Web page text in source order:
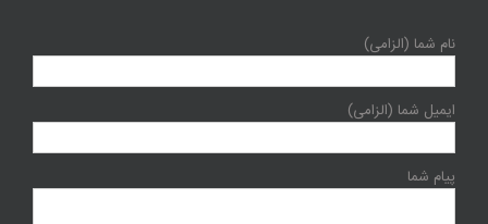
نام شما (الزامی)
ایمیل شما (الزامی)
پیام شما